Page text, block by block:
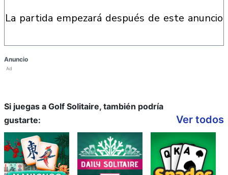
la partida empezará después de este anuncio
Anuncio
Ad
Si juegas a Golf Solitaire, también podría
gustarte:
Ver todos